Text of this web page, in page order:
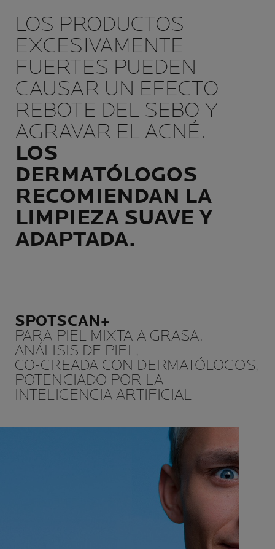
LOS PRODUCTOS
EXCESIVAMENTE
FUERTES PUEDEN
CAUSAR UN EFECTO
REBOTE DEL SEBO Y
AGRAVAR EL ACNÉ.
LOS
DERMATÓLOGOS
RECOMIENDAN LA
LIMPIEZA SUAVE Y
ADAPTADA.
SPOTSCAN+
PARA PIEL MIXTA A GRASA.
ANÁLISIS DE PIEL,
CO-CREADA CON DERMATÓLOGOS,
POTENCIADO POR LA
INTELIGENCIA ARTIFICIAL